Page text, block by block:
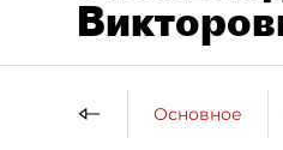
Основное